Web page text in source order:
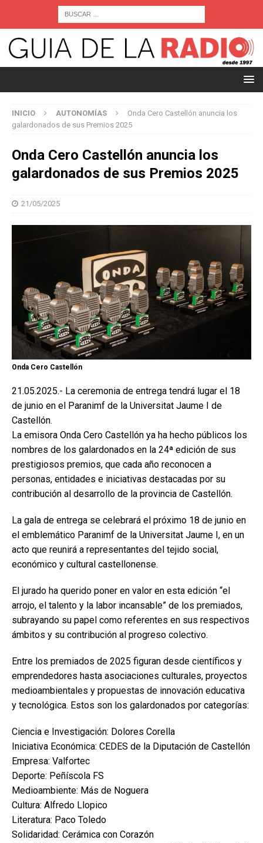
INICIO AUTONOMÍAS
Onda Cero Castellón anuncia los
galardonados de sus Premios 2025
Onda Cero Castellón anuncia los
galardonados de sus Premios 2025
21/05/2025
Onda Cero Castellón
21.05.2025.- La ceremonia de entrega tendrá lugar el 18
de junio en el Paranimf de la Universitat Jaume I de
Castellón.
La emisora Onda Cero Castellón ya ha hecho públicos los
nombres de los galardonados en la 24ª edición de sus
prestigiosos premios, que cada año reconocen a
personas, entidades e iniciativas destacadas por su
contribución al desarrollo de la provincia de Castellón.
La gala de entrega se celebrará el próximo 18 de junio en
el emblemático Paranimf de la Universitat Jaume I, en un
acto que reunirá a representantes del tejido social,
económico y cultural castellonense.
El jurado ha querido poner en valor en esta edición “el
arrojo, el talento y la labor incansable” de los premiados,
subrayando su papel como referentes en sus respectivos
ámbitos y su contribución al progreso colectivo.
Entre los premiados de 2025 figuran desde científicos y
emprendedores hasta asociaciones culturales, proyectos
medioambientales y propuestas de innovación educativa
y tecnológica. Estos son los galardonados por categorías:
Ciencia e Investigación: Dolores Corella
Iniciativa Económica: CEDES de la Diputación de Castellón
Empresa: Valfortec
Deporte: Peñíscola FS
Medioambiente: Más de Noguera
Cultura: Alfredo Llopico
Literatura: Paco Toledo
Solidaridad: Cerámica con Corazón